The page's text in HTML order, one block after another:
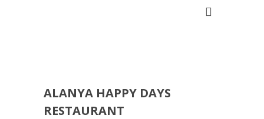
ALANYA HAPPY DAYS
RESTAURANT